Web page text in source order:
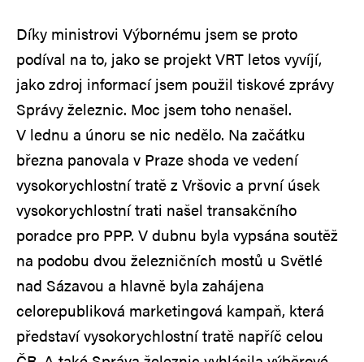
Díky ministrovi Výbornému jsem se proto
podíval na to, jako se projekt VRT letos vyvíjí,
jako zdroj informací jsem použil tiskové zprávy
Správy železnic. Moc jsem toho nenašel.
V lednu a únoru se nic nedělo. Na začátku
března panovala v Praze shoda ve vedení
vysokorychlostní tratě z Vršovic a první úsek
vysokorychlostní trati našel transakčního
poradce pro PPP. V dubnu byla vypsána soutěž
na podobu dvou železničních mostů u Světlé
nad Sázavou a hlavně byla zahájena
celorepubliková marketingová kampaň, která
představí vysokorychlostní tratě napříč celou